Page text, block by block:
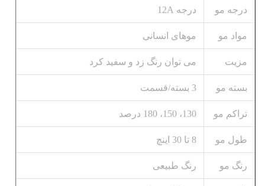
درجه مو درجه 12A
مواد مو موهای انسانی
مزیت می توان رنگ زد و سفید کرد
بسته مو 3 بسته/قسمت
تراکم مو 130، 150، 180 درصد
طول مو 8 تا 30 اينچ
رنگ مو رنگ طبیعی